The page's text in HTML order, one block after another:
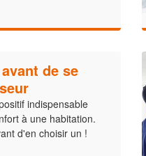
de se
indispensable
à une habitation.
d'en choisir un !